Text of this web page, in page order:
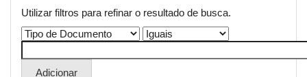
Utilizar filtros para refinar o resultado de busca.